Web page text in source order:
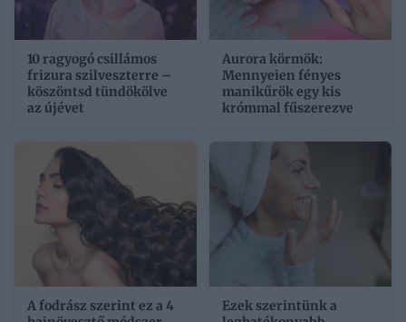
10 ragyogó csillámos
frizura szilveszterre –
köszöntsd tündökölve
az újévet
Aurora körmök:
Mennyeien fényes
manikűrök egy kis
krómmal fűszerezve
A fodrász szerint ez a 4
Ezek szerintünk a